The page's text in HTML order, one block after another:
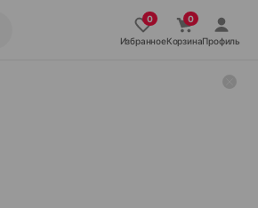
ИзбранноеКорзинаПрофиль